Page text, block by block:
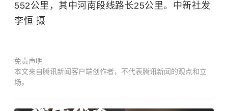
552公里，其中河南段线路长25公里。中新社发
李恒 摄
免责声明
本文来自腾讯新闻客户端创作者，不代表腾讯新闻的观点和立
场。